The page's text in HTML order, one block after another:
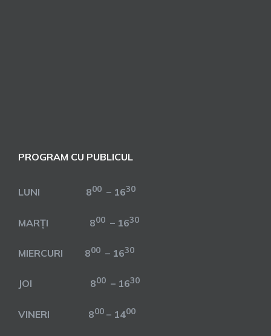
PROGRAM CU PUBLICUL
LUNI 800 – 1630
MARȚI 800 – 1630
MIERCURI 800 – 1630
JOI 800 – 1630
VINERI 800 – 1400